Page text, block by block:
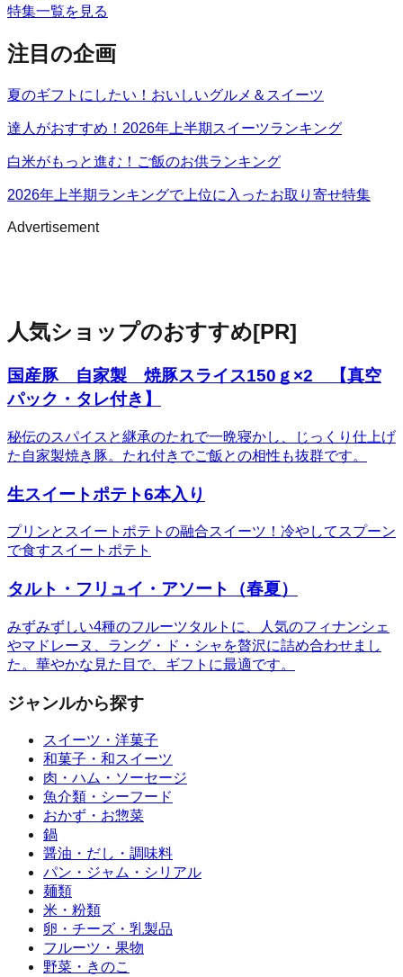
特集一覧を見る
注目の企画
夏のギフトにしたい！おいしいグルメ＆スイーツ
達人がおすすめ！2026年上半期スイーツランキング
白米がもっと進む！ご飯のお供ランキング
2026年上半期ランキングで上位に入ったお取り寄せ特集
Advertisement
人気ショップのおすすめ[PR]
国産豚 自家製 焼豚スライス150ｇ×2 【真空
パック・タレ付き】
秘伝のスパイスと継承のたれで一晩寝かし、じっくり仕上げ
た自家製焼き豚。たれ付きでご飯との相性も抜群です。
生スイートポテト6本入り
プリンとスイートポテトの融合スイーツ！冷やしてスプーン
で食すスイートポテト
タルト・フリュイ・アソート（春夏）
みずみずしい4種のフルーツタルトに、人気のフィナンシェ
やマドレーヌ、ラング・ド・シャを贅沢に詰め合わせまし
た。華やかな見た目で、ギフトに最適です。
ジャンルから探す
スイーツ・洋菓子
和菓子・和スイーツ
肉・ハム・ソーセージ
魚介類・シーフード
おかず・お惣菜
鍋
醤油・だし・調味料
パン・ジャム・シリアル
麺類
米・粉類
卵・チーズ・乳製品
フルーツ・果物
野菜・きのこ